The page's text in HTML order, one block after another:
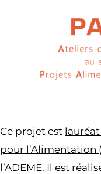
Ce projet est
pour l’Alimentation
l’ADEME. Il est